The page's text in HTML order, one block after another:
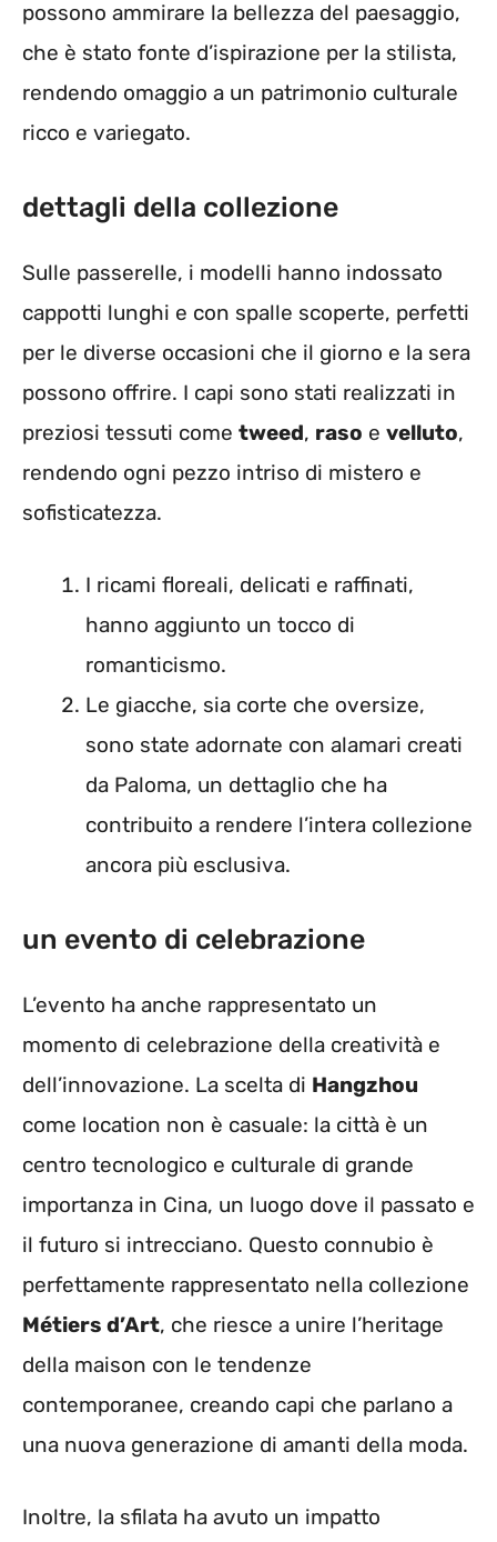
possono ammirare la bellezza del paesaggio,
che è stato fonte d’ispirazione per la stilista,
rendendo omaggio a un patrimonio culturale
ricco e variegato.
dettagli della collezione
Sulle passerelle, i modelli hanno indossato
cappotti lunghi e con spalle scoperte, perfetti
per le diverse occasioni che il giorno e la sera
possono offrire. I capi sono stati realizzati in
preziosi tessuti come tweed, raso e velluto,
rendendo ogni pezzo intriso di mistero e
sofisticatezza.
I ricami floreali, delicati e raffinati,
hanno aggiunto un tocco di
romanticismo.
Le giacche, sia corte che oversize,
sono state adornate con alamari creati
da Paloma, un dettaglio che ha
contribuito a rendere l’intera collezione
ancora più esclusiva.
un evento di celebrazione
L’evento ha anche rappresentato un
momento di celebrazione della creatività e
dell’innovazione. La scelta di Hangzhou
come location non è casuale: la città è un
centro tecnologico e culturale di grande
importanza in Cina, un luogo dove il passato e
il futuro si intrecciano. Questo connubio è
perfettamente rappresentato nella collezione
Métiers d’Art, che riesce a unire l’heritage
della maison con le tendenze
contemporanee, creando capi che parlano a
una nuova generazione di amanti della moda.
Inoltre, la sfilata ha avuto un impatto